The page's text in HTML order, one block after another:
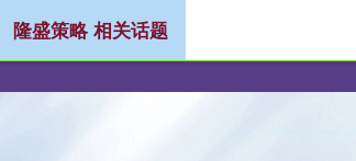
炒股配资选配
隆盛策略 相关话题